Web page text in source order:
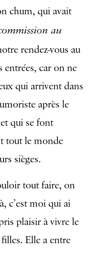
chum, qui avait
au
rendez-vous au
entrées, car on ne
qui arrivent dans
après le
qui se font
tout le monde
sièges.
tout faire, on
c’est moi qui ai
plaisir à vivre le
Elle a entre